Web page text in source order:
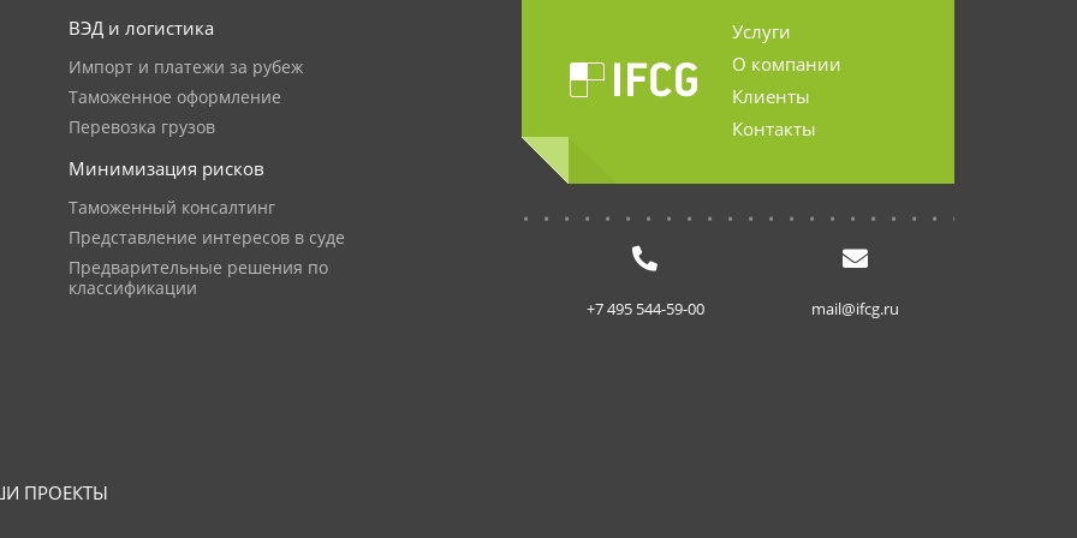
ВЭД и логистика
Импорт и платежи за рубеж
Таможенное оформление
Перевозка грузов
Минимизация рисков
Таможенный консалтинг
Представление интересов в суде
Предварительные решения по
классификации
ПРОЕКТЫ
Услуги
О компании
Клиенты
Контакты
+7 495 544-59-00 mail@ifcg.ru